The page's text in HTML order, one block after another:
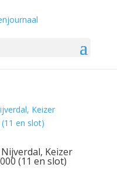
Keizer
(11 en slot)